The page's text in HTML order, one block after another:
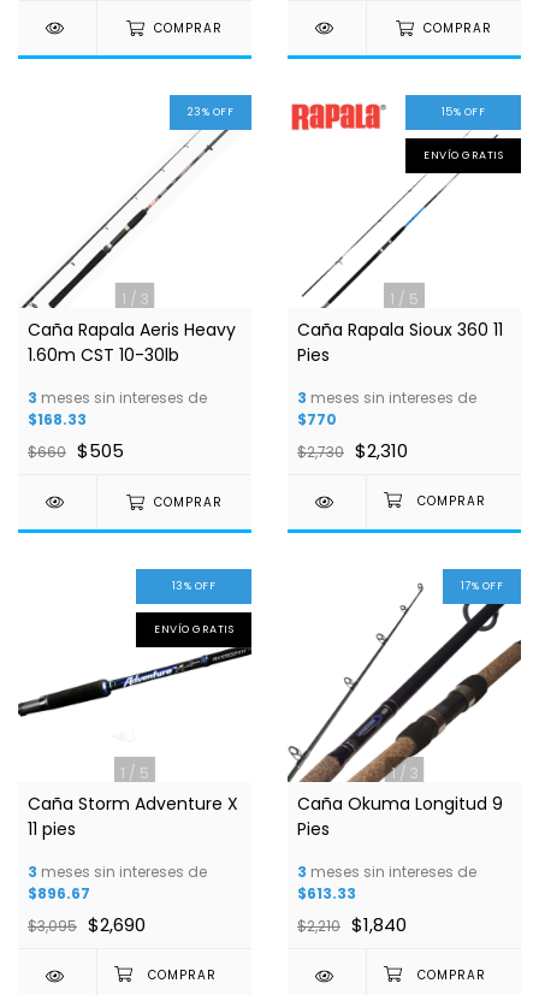
COMPRAR COMPRAR
1 / 3
23% OFF
Caña Rapala Aeris Heavy
1.60m CST 10-30lb
3 meses sin intereses de
$168.33
$660 $505
COMPRAR
1 / 5
15% OFF
ENVÍO GRATIS
Caña Rapala Sioux 360 11
Pies
3 meses sin intereses de
$770
$2,730 $2,310
1 / 5
13% OFF
ENVÍO GRATIS
Caña Storm Adventure X
11 pies
3 meses sin intereses de
$896.67
$3,095 $2,690
1/ 3
17% OFF
Caña Okuma Longitud 9
Pies
3 meses sin intereses de
$613.33
$2,210 $1,840